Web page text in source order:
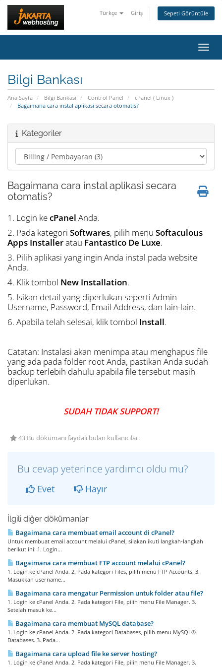
Türkçe Giriş Sepeti Görüntüle
Bilgi Bankası
Ana Sayfa Bilgi Bankası Control Panel
cPanel ( Linux )
Bagaimana cara instal aplikasi secara otomatis?
Kategoriler
Bagaimana cara instal aplikasi secara
otomatis?
1. Login kecPanel Anda.
2. Pada kategori Softwares, pilih menu Softaculous
Apps Installeratau Fantastico De Luxe.
3. Pilih aplikasi yang ingin Anda instal pada website
Anda.
4. Klik tombol New Installation.
5. Isikan detail yang diperlukan seperti Admin
Username, Password, Email Address, dan lain-lain.
6. Apabila telah selesai, klik tombol Install.
Catatan: Instalasi akan menimpa atau menghapus file
yang ada pada folder root Anda, pastikan Anda sudah
backup terlebih dahulu apabila file tersebut masih
diperlukan.
SUDAH TIDAK SUPPORT!
43 Bu dökümanı faydalı bulan kullanıcılar:
Bu cevap yeterince yardımcı oldu mu?
Evet Hayır
İlgili diğer dökümanlar
Bagaimana cara membuat email account di cPanel?
Untuk membuat email account melalui cPanel, silakan ikuti langkah-langkah
berikut ini: 1. Login...
Bagaimana cara membuat FTP account melalui cPanel?
1. Login ke cPanel Anda. 2. Pada kategori Files, pilih menu FTP Accounts. 3.
Masukkan username...
Bagaimana cara mengatur Permission untuk folder atau file?
1. Login ke cPanel Anda. 2. Pada kategori File, pilih menu File Manager. 3.
Setelah masuk ke...
Bagaimana cara membuat MySQL database?
1. Login ke cPanel Anda. 2. Pada kategori Databases, pilih menu MySQL®
Databases. 3. Pada...
Bagaimana cara upload file ke server hosting?
1. Login ke cPanel Anda. 2. Pada kategori File, pilih menu File Manager. 3.